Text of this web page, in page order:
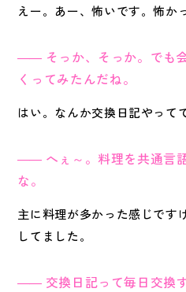
えー。あー、怖いです。怖か
そっか、そっか。でも
くってみたんだね。
はい。なんか交換日記やって
へぇ～。料理を共通言
な。
主に料理が多かった感じです
してました。
交換日記って毎日交換